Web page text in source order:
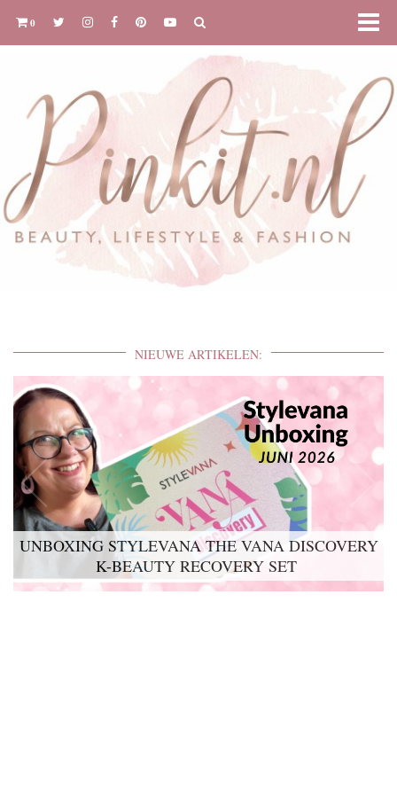
0
NIEUWE ARTIKELEN:
UNBOXING STYLEVANA THE VANA DISCOVERY
K-BEAUTY RECOVERY SET